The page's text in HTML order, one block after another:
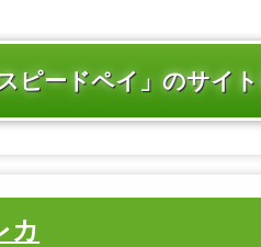
スピードペイ」のサイ
カ